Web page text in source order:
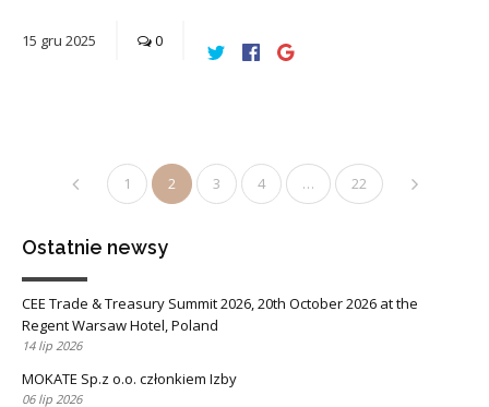
15 gru 2025 0
1 2 3 4 … 22
Ostatnie newsy
CEE Trade & Treasury Summit 2026, 20th October 2026 at the
Regent Warsaw Hotel, Poland
14 lip 2026
MOKATE Sp.z o.o. członkiem Izby
06 lip 2026